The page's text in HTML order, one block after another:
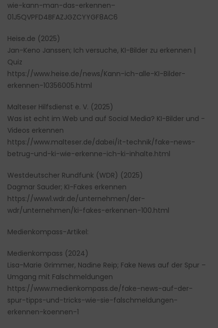
wie-kann-man-das-erkennen–
01J5QVPFD4BFAZJGZCYYGF8AC6
Heise.de (2025)
Jan-Keno Janssen; Ich versuche, KI-Bilder zu erkennen |
Quiz
https://www.heise.de/news/Kann-ich-alle-KI-Bilder-
erkennen-10356005.html
Malteser Hilfsdienst e. V. (2025)
Was ist echt im Web und auf Social Media? KI-Bilder und -
Videos erkennen
https://www.malteser.de/dabei/it-technik/fake-news-
betrug-und-ki-wie-erkenne-ich-ki-inhalte.html
Westdeutscher Rundfunk (WDR) (2025)
Dagmar Sauder; KI-Fakes erkennen
https://www1.wdr.de/unternehmen/der-
wdr/unternehmen/ki-fakes-erkennen-100.html
Medienkompass-Artikel:
Medienkompass (2024)
Lisa-Marie Grimmer, Nadine Reip; Fake News auf der Spur –
Umgang mit Falschmeldungen
https://www.medienkompass.de/fake-news-auf-der-
spur-tipps-und-tricks-wie-sie-falschmeldungen-
erkennen-koennen-1